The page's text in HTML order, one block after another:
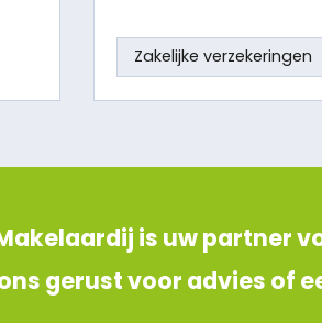
Zakelijke verzekeringen
is uw partner
gerust voor advies of